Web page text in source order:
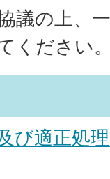
議の上、
ください
び適正処